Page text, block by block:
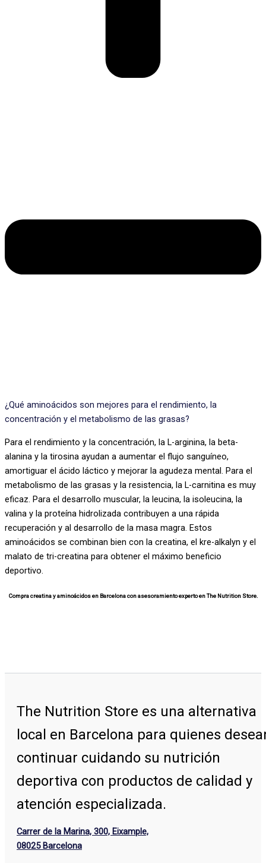
¿Qué aminoácidos son mejores para el rendimiento, la
concentración y el metabolismo de las grasas?
Para el rendimiento y la concentración, la L-arginina, la beta-
alanina y la tirosina ayudan a aumentar el flujo sanguíneo,
amortiguar el ácido láctico y mejorar la agudeza mental. Para el
metabolismo de las grasas y la resistencia, la L-carnitina es muy
eficaz. Para el desarrollo muscular, la leucina, la isoleucina, la
valina y la proteína hidrolizada contribuyen a una rápida
recuperación y al desarrollo de la masa magra. Estos
aminoácidos se combinan bien con la creatina, el kre-alkalyn y el
malato de tri-creatina para obtener el máximo beneficio
deportivo.
Compra creatina y aminoácidos en Barcelona con asesoramiento experto en The Nutrition Store.
The Nutrition Store es una alternativa
local en Barcelona para quienes
continuar cuidando su nutrición
deportiva con productos de calidad y
atención especializada.
Carrer de la Marina, 300, Eixample,
08025 Barcelona